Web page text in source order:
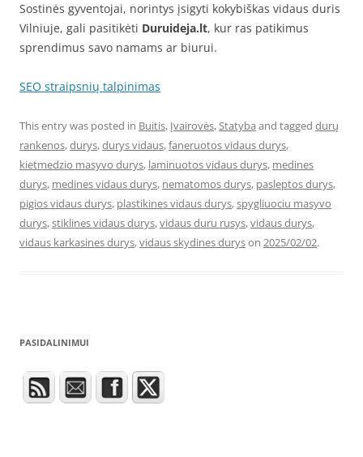
Sostinės gyventojai, norintys įsigyti kokybiškas vidaus duris
Vilniuje, gali pasitikėti Duruideja.lt, kur ras patikimus
sprendimus savo namams ar biurui.
SEO straipsnių talpinimas
This entry was posted in Buitis, Įvairovės,Statyba and tagged durų
rankenos,durys,durys vidaus,faneruotos vidaus durys,
kietmedzio masyvo durys, laminuotos vidaus durys, medines
durys, medines vidaus durys, nematomos durys, pasleptos durys,
pigios vidaus durys, plastikines vidaus durys,spygliuociu masyvo
durys,stiklines vidaus durys,vidaus duru rusys,vidaus durys,
vidaus karkasines durys,vidaus skydines duryson 2025/02/02.
PASIDALINIMUI